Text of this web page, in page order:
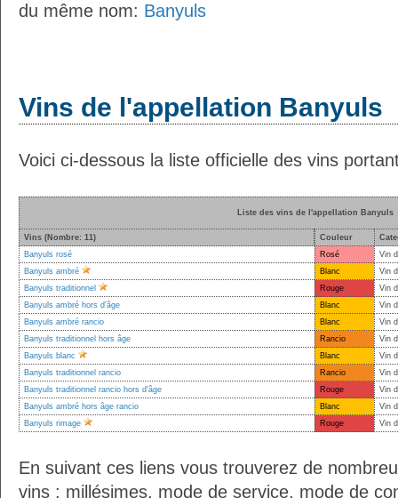
du même nom: Banyuls
Vins de l'appellation Banyuls
Voici ci-dessous la liste officielle des vins
Liste des vins de l'appellation Banyuls
Vins (Nombre: 11) Couleur
Banyuls rosé
Rosé
Vin
Banyuls ambré
Blanc
Vin
Banyuls traditionnel
Rouge
Vin
Banyuls ambré hors d'âge
Blanc
Vin
Banyuls ambré rancio
Blanc
Vin
Banyuls traditionnel hors âge
Rancio
Vin
Banyuls blanc
Blanc
Vin
Banyuls traditionnel rancio
Rancio
Vin
Banyuls traditionnel rancio hors d'âge
Rouge
Vin
Banyuls ambré hors âge rancio
Blanc
Vin
Banyuls rimage
Rouge Vin
En suivant ces liens vous trouverez de
vins : millésimes, mode de service, mode de